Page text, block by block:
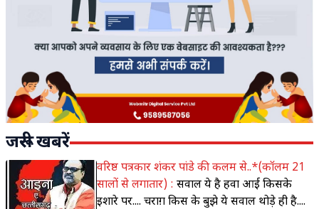
जरूरी खबरें
वरिष्ठ पत्रकार शंकर पांडे की कलम से..*(कॉलम 21
सालों से लगातार) : सवाल ये है हवा आई किसके
इशारे पर.... चराग़ किस के बुझे ये सवाल थोड़े ही है....